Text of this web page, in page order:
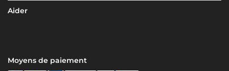
Aider
Moyens de paiement